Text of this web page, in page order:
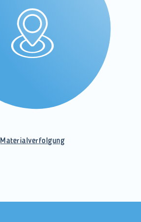
Materialverfolgung